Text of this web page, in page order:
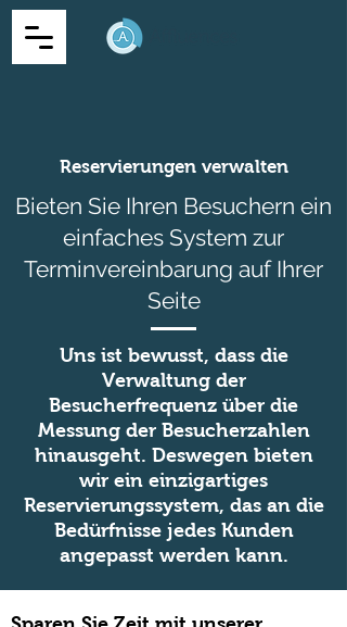
Reservierungen verwalten
Bieten Sie Ihren Besuchern ein
einfaches System zur
Terminvereinbarung auf Ihrer
Seite
Uns ist bewusst, dass die
Verwaltung der
Besucherfrequenz über die
Messung der Besucherzahlen
hinausgeht. Deswegen bieten
wir ein einzigartiges
Reservierungssystem, das an die
Bedürfnisse jedes Kunden
angepasst werden kann.